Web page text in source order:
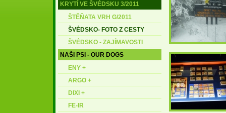
KRYTÍ VE ŠVÉDSKU 3/2011
ŠTĚŇATA VRH G/2011
ŠVÉDSKO- FOTO Z CESTY
ŠVÉDSKO - ZAJÍMAVOSTI
NAŠI PSI - OUR DOGS
ENY +
ARGO +
DIXI +
FE-IR